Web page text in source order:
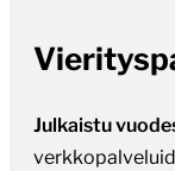
Julkaistu